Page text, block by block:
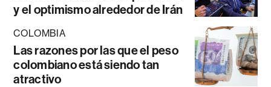
y el optimismo alrededor de Irán
COLOMBIA
Las razones por las que el peso
colombiano está siendo tan
atractivo